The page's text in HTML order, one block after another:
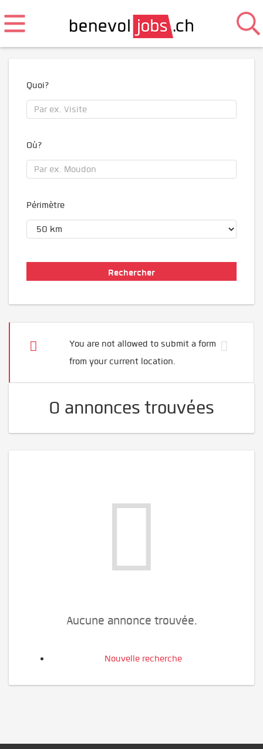
Quoi?
Où?
Périmètre
You are not allowed to submit a form
from your current location.
0 annonces trouvées
Aucune annonce trouvée.
Nouvelle recherche